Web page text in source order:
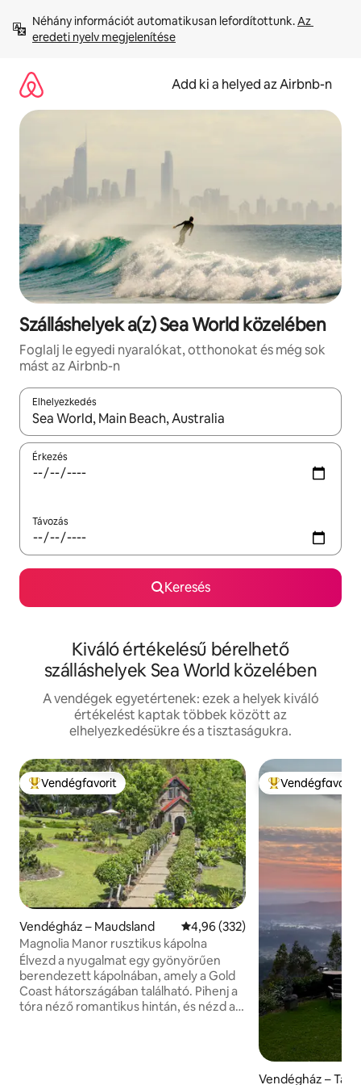
tartalomra
Néhány információt automatikusan lefordítottunk. Az
eredeti nyelv megjelenítése
Add ki a helyed az Airbnb-n
Szálláshelyek a(z) Sea World közelében
Foglalj le egyedi nyaralókat, otthonokat és még sok
mást az Airbnb-n
Elhelyezkedés
Az eredmények között a felfelé és a lefelé nyíllal
Érkezés
Távozás
Keresés
Kiváló értékelésű bérelhető
szálláshelyek Sea World közelében
A vendégek egyetértenek: ezek a helyek kiváló
értékelést kaptak többek között az
elhelyezkedésükre és a tisztaságukra.
Kiemelt vendégfavorit
Vendégfavorit
Vendégház – Maudsland Átlagos értékelés: 5/4,96, 332
4,96 (332)
Magnolia Manor rusztikus kápolna
Élvezd a nyugalmat egy gyönyörűen
berendezett kápolnában, amely a Gold
Coast hátországában található. Pihenj a
tóra néző romantikus hintán, és nézd a
Kiemelt
Vendégfavorit
Vendégház –